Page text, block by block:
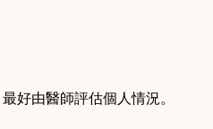
好由醫師評估個人情況。